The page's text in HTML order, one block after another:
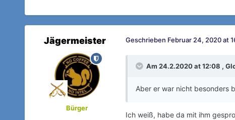
Jägermeister
Bürger
Geschrieben Februar 24, 2020 at
Am 24.2.2020 at 12:08 ,
Aber er war nicht besonders
Ich weiß, habe da mit ihm